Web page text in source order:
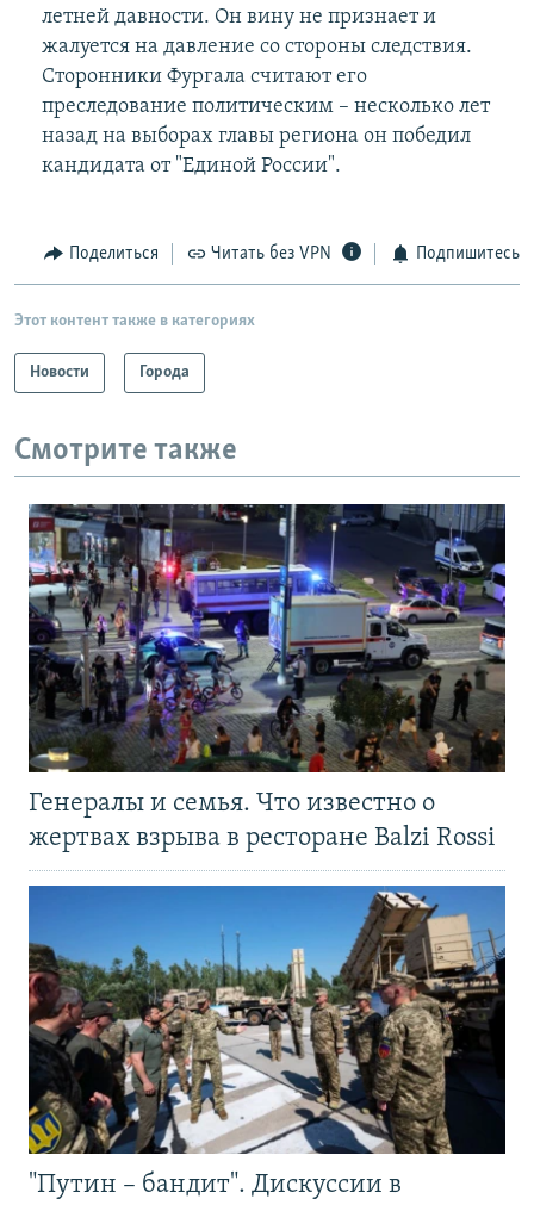
летней давности. Он вину не признает и
жалуется на давление со стороны следствия.
Сторонники Фургала считают его
преследование политическим – несколько лет
назад на выборах главы региона он победил
кандидата от "Единой России".
Поделиться Читать без VPN Подпишитесь
Этот контент также в категориях
Новости Города
Смотрите также
Генералы и семья. Что известно о
жертвах взрыва в ресторане Balzi Rossi
"Путин – бандит". Дискуссии в